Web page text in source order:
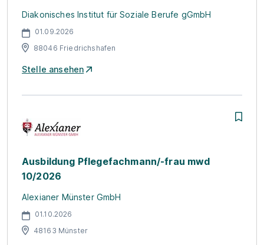
Diakonisches Institut für Soziale Berufe gGmbH
01.09.2026
88046 Friedrichshafen
Stelle ansehen
Ausbildung Pflegefachmann/-frau mwd
10/2026
Alexianer Münster GmbH
01.10.2026
48163 Münster